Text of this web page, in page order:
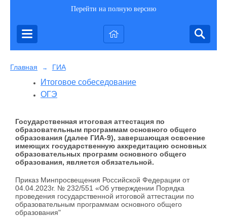
Перейти на полную версию
Главная → ГИА
Итоговое собеседование
ОГЭ
Государственная итоговая аттестация по
образовательным программам основного общего
образования (далее ГИА-9), завершающая освоение
имеющих государственную аккредитацию основных
образовательных программ основного общего
образования, является обязательной.
Приказ Минпросвещения Российской Федерации от
04.04.2023г. № 232/551 «Об утверждении Порядка
проведения государственной итоговой аттестации по
образовательным программам основного общего
образования"